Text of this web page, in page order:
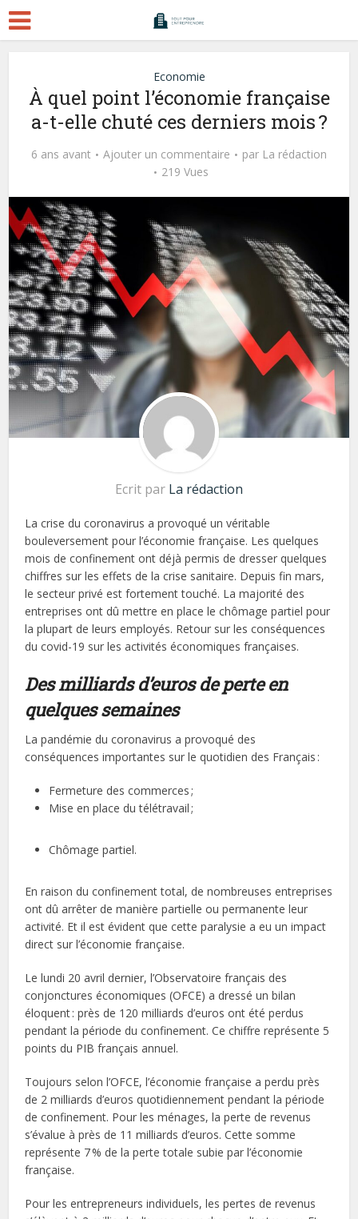
Economie
À quel point l’économie française
a-t-elle chuté ces derniers mois ?
6 ans avant Ajouter un commentaire par La rédaction
219 Vues
Ecrit par La rédaction
La crise du coronavirus a provoqué un véritable
bouleversement pour l’économie française. Les quelques
mois de confinement ont déjà permis de dresser quelques
chiffres sur les effets de la crise sanitaire. Depuis fin mars,
le secteur privé est fortement touché. La majorité des
entreprises ont dû mettre en place le chômage partiel pour
la plupart de leurs employés. Retour sur les conséquences
du covid-19 sur les activités économiques françaises.
Des milliards d’euros de perte en
quelques semaines
La pandémie du coronavirus a provoqué des
conséquences importantes sur le quotidien des Français :
Fermeture des commerces ;
Mise en place du télétravail ;
Chômage partiel.
En raison du confinement total, de nombreuses entreprises
ont dû arrêter de manière partielle ou permanente leur
activité. Et il est évident que cette paralysie a eu un impact
direct sur l’économie française.
Le lundi 20 avril dernier, l’Observatoire français des
conjonctures économiques (OFCE) a dressé un bilan
éloquent : près de 120 milliards d’euros ont été perdus
pendant la période du confinement. Ce chiffre représente 5
points du PIB français annuel.
Toujours selon l’OFCE, l’économie française a perdu près
de 2 milliards d’euros quotidiennement pendant la période
de confinement. Pour les ménages, la perte de revenus
s’évalue à près de 11 milliards d’euros. Cette somme
représente 7 % de la perte totale subie par l’économie
française.
Pour les entrepreneurs individuels, les pertes de revenus